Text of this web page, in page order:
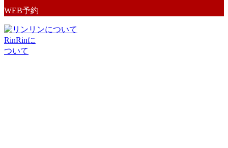
WEB予約
RinRinに
ついて